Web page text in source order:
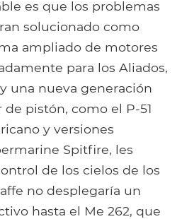
es que los problemas
solucionado como
ampliado de motores
para los Aliados,
una nueva generación
pistón, como el P-51
y versiones
Spitfire, les
de los cielos de los
no desplegaría un
hasta el Me 262, que